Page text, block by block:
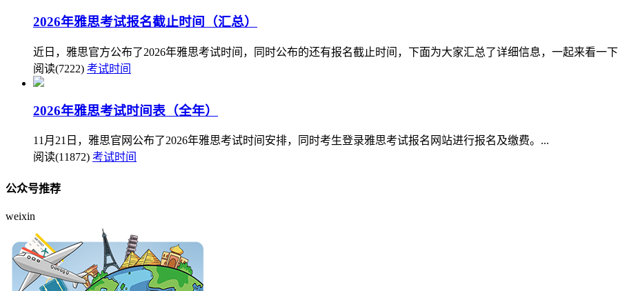
2026年雅思考试报名截止时间（汇总）
近日，雅思官方公布了2026年雅思考试时间，同时公布的还有报名截止时间，下面为大家汇总了详细信息，一起来看一
阅读(7222) 考试时间
2026年雅思考试时间表（全年）
11月21日，雅思官网公布了2026年雅思考试时间安排，同时考生登录雅思考试报名网站进行报名及缴费。...
阅读(11872) 考试时间
公众号推荐
weixin